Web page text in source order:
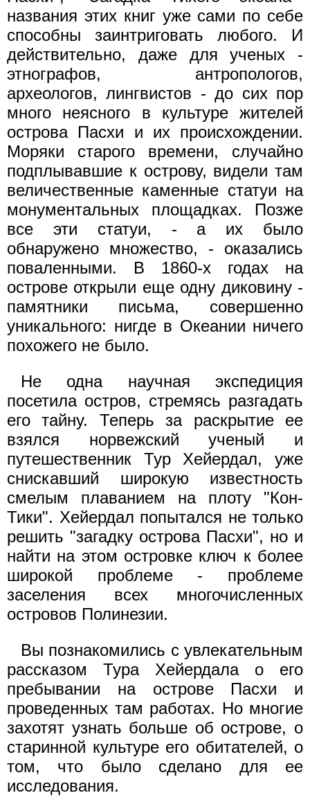
названия этих книг уже сами по себе
способны заинтриговать любого. И
действительно, даже для ученых -
этнографов, антропологов,
археологов, лингвистов - до сих пор
много неясного в культуре жителей
острова Пасхи и их происхождении.
Моряки старого времени, случайно
подплывавшие к острову, видели там
величественные каменные статуи на
монументальных площадках. Позже
все эти статуи, - а их было
обнаружено множество, - оказались
поваленными. В 1860-х годах на
острове открыли еще одну диковину -
памятники письма, совершенно
уникального: нигде в Океании ничего
похожего не было.
Не одна научная экспедиция
посетила остров, стремясь разгадать
его тайну. Теперь за раскрытие ее
взялся норвежский ученый и
путешественник Тур Хейердал, уже
снискавший широкую известность
смелым плаванием на плоту "Кон-
Тики". Хейердал попытался не только
решить "загадку острова Пасхи", но и
найти на этом островке ключ к более
широкой проблеме - проблеме
заселения всех многочисленных
островов Полинезии.
Вы познакомились с увлекательным
рассказом Тура Хейердала о его
пребывании на острове Пасхи и
проведенных там работах. Но многие
захотят узнать больше об острове, о
старинной культуре его обитателей, о
том, что было сделано для ее
исследования.